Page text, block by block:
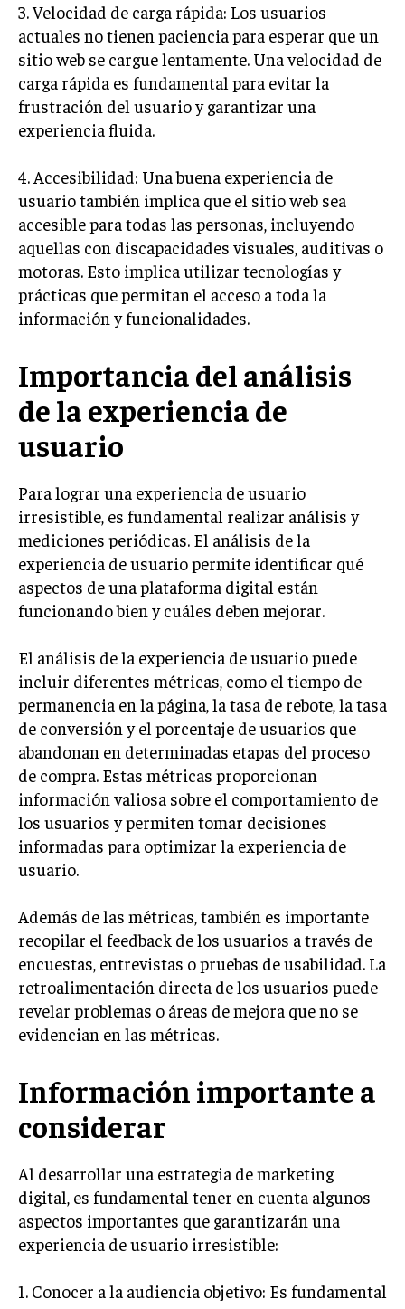
TECNOLOGIA
SOSTENIBILIDAD Y MEDIO AMBIENTE
GESTIÓN DE LA INNOVACIÓN TECNOLÓGICA
TRANSFORMACIÓN DIGITAL
CIBERSEGURIDAD EMPRESARIAL
ESTRATEGIA
EMPRESAS FAMILIARES Y SUCESIÓN
GESTIÓN DEL RIESGO EMPRESARIAL
NEGOCIACIÓN Y RESOLUCIÓN DE CONFLICTOS
DERECHO EMPRESARIAL Y REGULACIONES
ÉXITO EMPRESARIAL Y CASOS DE ESTUDIO
GOBIERNO CORPORATIVO
ESTRATEGIAS DE NEGOCIOS
MARKETING B2B
MARKETING B2C
FRANQUICIAS
E-COMMERCE
E-COMMERCE Y COMERCIO ELECTRÓNICO
ESTRATEGIAS DE PRICING Y GESTIÓN DE
PRECIOS
GESTIÓN DE CRISIS EMPRESARIALES
EMPRESAS Y STARTUPS TECNOLÓGICAS
GESTIÓN DE LA EXPERIENCIA DEL CLIENTE
GESTIÓN DE PROYECTOS
SUMINISTRO
LOGÍSTICA EMPRESARIAL
CALIDAD Y MEJORA CONTINUA
RECURSOS HUMANOS Y GESTIÓN DEL
TALENTO
RECLUTAMIENTO Y SELECCIÓN
DESARROLLO DE PERSONAL
GESTIÓN DEL DESEMPEÑO
CULTURA Y CLIMA ORGANIZACIONAL
3. Velocidad de carga rápida: Los usuarios
actuales no tienen paciencia para esperar que un
sitio web se cargue lentamente. Una velocidad de
carga rápida es fundamental para evitar la
frustración del usuario y garantizar una
experiencia fluida.
4. Accesibilidad: Una buena experiencia de
usuario también implica que el sitio web sea
accesible para todas las personas, incluyendo
aquellas con discapacidades visuales, auditivas o
motoras. Esto implica utilizar tecnologías y
prácticas que permitan el acceso a toda la
información y funcionalidades.
Importancia del análisis
de la experiencia de
usuario
Para lograr una experiencia de usuario
irresistible, es fundamental realizar análisis y
mediciones periódicas. El análisis de la
experiencia de usuario permite identificar qué
aspectos de una plataforma digital están
funcionando bien y cuáles deben mejorar.
El análisis de la experiencia de usuario puede
incluir diferentes métricas, como el tiempo de
permanencia en la página, la tasa de rebote, la tasa
de conversión y el porcentaje de usuarios que
abandonan en determinadas etapas del proceso
de compra. Estas métricas proporcionan
información valiosa sobre el comportamiento de
los usuarios y permiten tomar decisiones
informadas para optimizar la experiencia de
usuario.
Además de las métricas, también es importante
recopilar el feedback de los usuarios a través de
encuestas, entrevistas o pruebas de usabilidad. La
retroalimentación directa de los usuarios puede
revelar problemas o áreas de mejora que no se
evidencian en las métricas.
Información importante a
considerar
Al desarrollar una estrategia de marketing
digital, es fundamental tener en cuenta algunos
aspectos importantes que garantizarán una
experiencia de usuario irresistible:
1. Conocer a la audiencia objetivo: Es fundamental